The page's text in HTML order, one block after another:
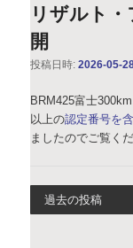
リザルト
開
投稿日時:2026-05-
BRM425富士
以上の認定番号を
ましたのでご覧くだ
過去の投稿